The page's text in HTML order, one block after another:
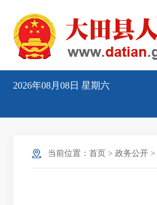
2026年08月08日 星期六
当前位置： 首页 > 政务公开 >